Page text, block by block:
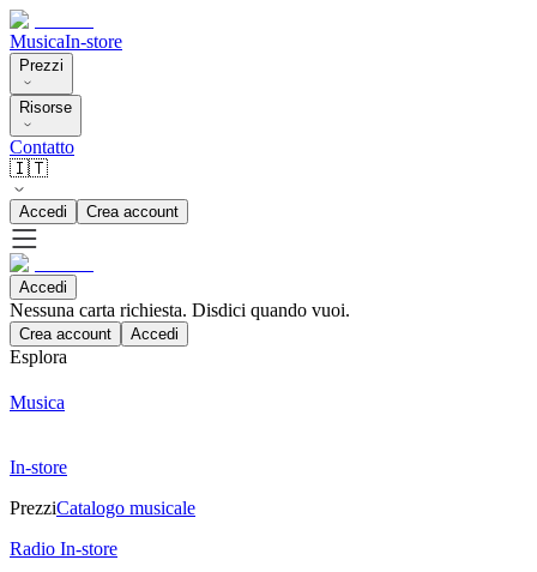
MusicaIn-store
Prezzi
Risorse
Contatto
🇮🇹
Accedi Crea account
Accedi
Nessuna carta richiesta. Disdici quando vuoi.
Crea account Accedi
Esplora
Musica
In-store
PrezziCatalogo musicale
Radio In-store